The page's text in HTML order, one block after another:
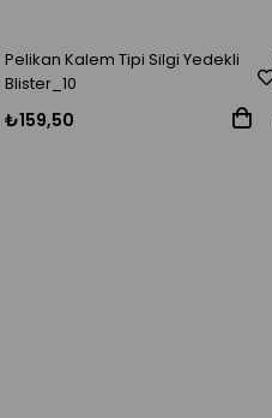
Pelikan Kalem Tipi Silgi Yedekli
Blister_10
₺159,50